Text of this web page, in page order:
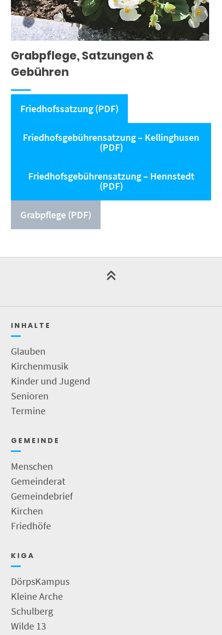
Grabpflege, Satzungen &
Gebühren
Friedhofssatzung (PDF)
Friedhofsgebührensatzung – Kellinghusen
(PDF)
Friedhofsgebührensatzung – Hennstedt
(PDF)
Grabpflege (PDF)
I N H A L T E
Glauben
Kirchenmusik
Kinder und Jugend
Senioren
Termine
G E M E I N D E
Menschen
Gemeinderat
Gemeindebrief
Kirchen
Friedhöfe
K I G A
DörpsKampus
Kleine Arche
Schulberg
Wilde 13